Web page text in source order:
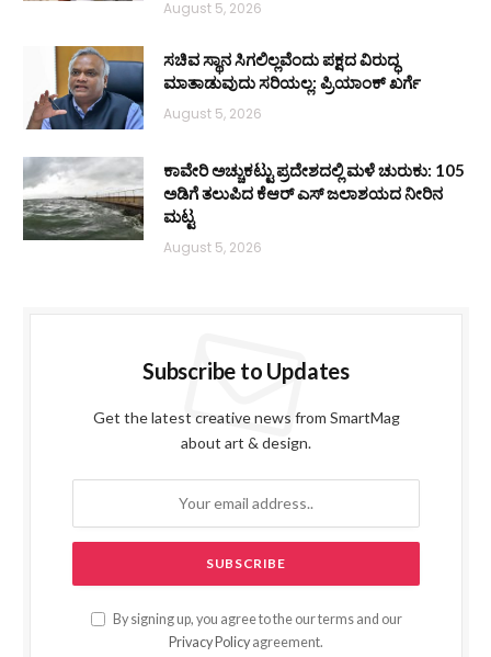
August 5, 2026
ಸಚಿವ ಸ್ಥಾನ ಸಿಗಲಿಲ್ಲವೆಂದು ಪಕ್ಷದ ವಿರುದ್ಧ
ಮಾತಾಡುವುದು ಸರಿಯಲ್ಲ: ಪ್ರಿಯಾಂಕ್ ಖರ್ಗೆ
August 5, 2026
ಕಾವೇರಿ ಅಚ್ಚುಕಟ್ಟು ಪ್ರದೇಶದಲ್ಲಿ ಮಳೆ ಚುರುಕು: 105
ಅಡಿಗೆ ತಲುಪಿದ ಕೆಆರ್ ಎಸ್ ಜಲಾಶಯದ ನೀರಿನ
ಮಟ್ಟ
August 5, 2026
Subscribe to Updates
Get the latest creative news from SmartMag
about art & design.
By signing up, you agree to the our terms and our
Privacy Policy agreement.